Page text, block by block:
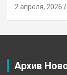
2 апреля, 2026
Архив